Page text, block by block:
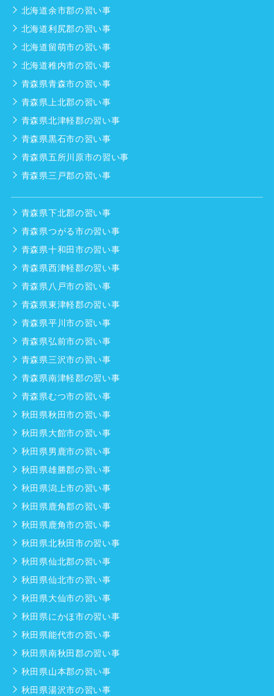
北海道余市郡の習い事
北海道利尻郡の習い事
北海道留萌市の習い事
北海道稚内市の習い事
青森県青森市の習い事
青森県上北郡の習い事
青森県北津軽郡の習い事
青森県黒石市の習い事
青森県五所川原市の習い事
青森県三戸郡の習い事
青森県下北郡の習い事
青森県つがる市の習い事
青森県十和田市の習い事
青森県西津軽郡の習い事
青森県八戸市の習い事
青森県東津軽郡の習い事
青森県平川市の習い事
青森県弘前市の習い事
青森県三沢市の習い事
青森県南津軽郡の習い事
青森県むつ市の習い事
秋田県秋田市の習い事
秋田県大館市の習い事
秋田県男鹿市の習い事
秋田県雄勝郡の習い事
秋田県潟上市の習い事
秋田県鹿角郡の習い事
秋田県鹿角市の習い事
秋田県北秋田市の習い事
秋田県仙北郡の習い事
秋田県仙北市の習い事
秋田県大仙市の習い事
秋田県にかほ市の習い事
秋田県能代市の習い事
秋田県南秋田郡の習い事
秋田県山本郡の習い事
秋田県湯沢市の習い事